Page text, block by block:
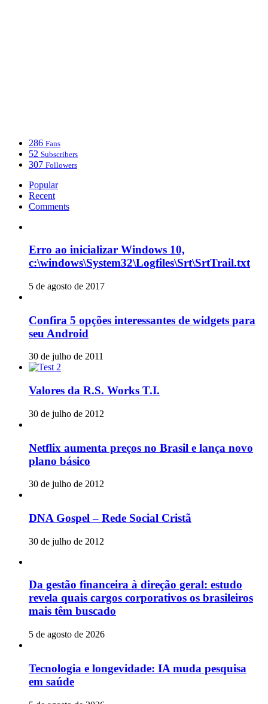
286 Fans
52 Subscribers
307 Followers
Popular
Recent
Comments
Erro ao inicializar Windows 10,
c:\windows\System32\Logfiles\Srt\SrtTrail.txt
5 de agosto de 2017
Confira 5 opções interessantes de widgets para
seu Android
30 de julho de 2011
Valores da R.S. Works T.I.
30 de julho de 2012
Netflix aumenta preços no Brasil e lança novo
plano básico
30 de julho de 2012
DNA Gospel – Rede Social Cristã
30 de julho de 2012
Da gestão financeira à direção geral: estudo
revela quais cargos corporativos os brasileiros
mais têm buscado
5 de agosto de 2026
Tecnologia e longevidade: IA muda pesquisa
em saúde